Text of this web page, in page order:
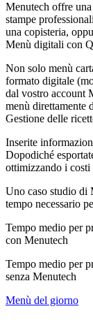
Menutech offre
stampe
una copisteria,
Menù digitali con
Non solo menù
formato digitale
dal vostro account
menù direttamente
Gestione delle
Inserite
Dopodiché
ottimizzando i costi
Uno caso studio di
tempo necessario
Tempo medio per
con Menutech
Tempo medio per
senza Menutech
Menù del giorno